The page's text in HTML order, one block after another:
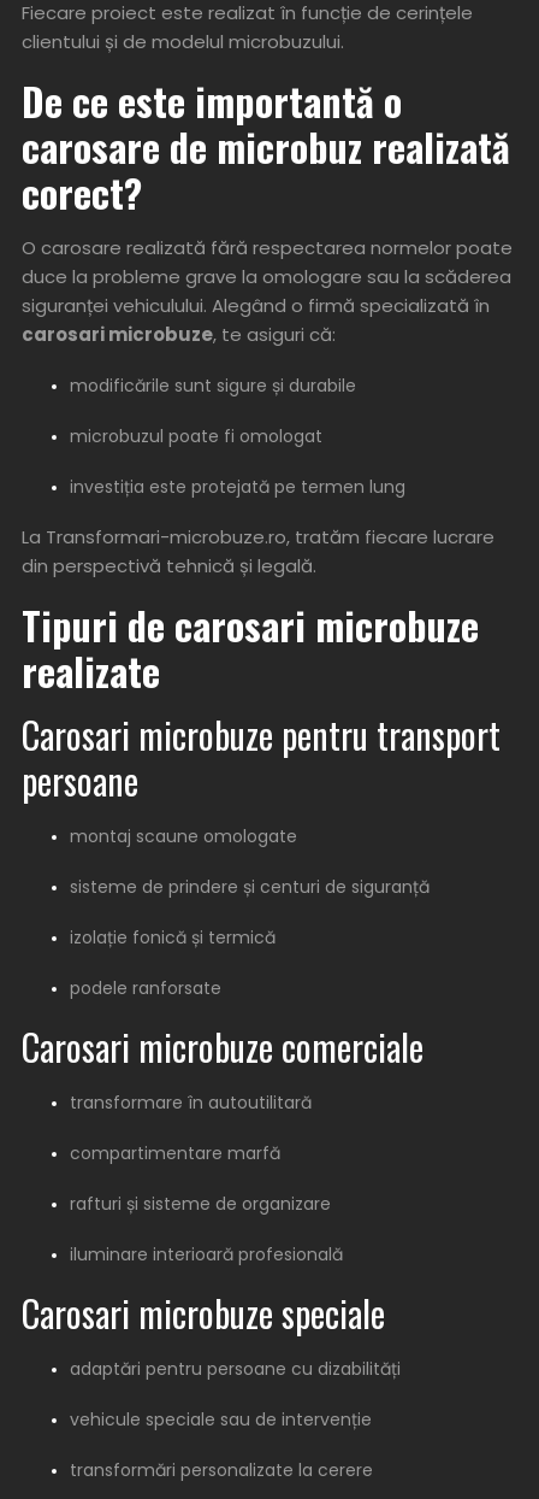
Fiecare proiect este realizat în funcție de cerințele
clientului și de modelul microbuzului.
De ce este importantă o
carosare de microbuz realizată
corect?
O carosare realizată fără respectarea normelor poate
duce la probleme grave la omologare sau la scăderea
siguranței vehiculului. Alegând o firmă specializată în
carosari microbuze, te asiguri că:
modificările sunt sigure și durabile
microbuzul poate fi omologat
investiția este protejată pe termen lung
La Transformari-microbuze.ro, tratăm fiecare lucrare
din perspectivă tehnică și legală.
Tipuri de carosari microbuze
realizate
Carosari microbuze pentru transport
persoane
montaj scaune omologate
sisteme de prindere și centuri de siguranță
izolație fonică și termică
podele ranforsate
Carosari microbuze comerciale
transformare în autoutilitară
compartimentare marfă
rafturi și sisteme de organizare
iluminare interioară profesională
Carosari microbuze speciale
adaptări pentru persoane cu dizabilități
vehicule speciale sau de intervenție
transformări personalizate la cerere